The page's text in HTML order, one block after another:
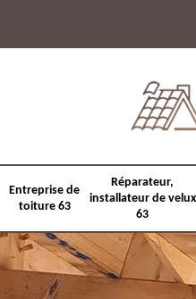
Entreprise de
toiture 63
Réparateur,
installateur de velux
63